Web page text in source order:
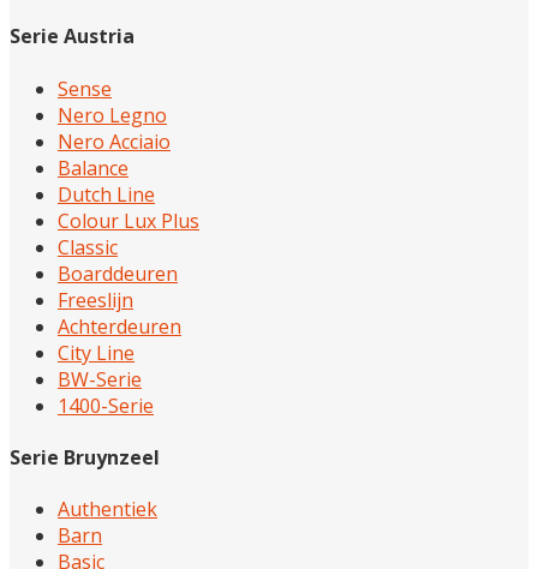
Serie Austria
Sense
Nero Legno
Nero Acciaio
Balance
Dutch Line
Colour Lux Plus
Classic
Boarddeuren
Freeslijn
Achterdeuren
City Line
BW-Serie
1400-Serie
Serie Bruynzeel
Authentiek
Barn
Basic